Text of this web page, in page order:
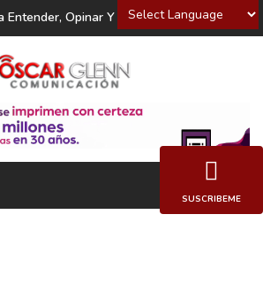
Powered by
Entender, Opinar Y Decidir
SUSCRIBEME